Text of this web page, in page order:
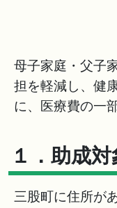
母子家庭・父子
担を軽減し、健
に、医療費の一
１．助成
三股町に住所が